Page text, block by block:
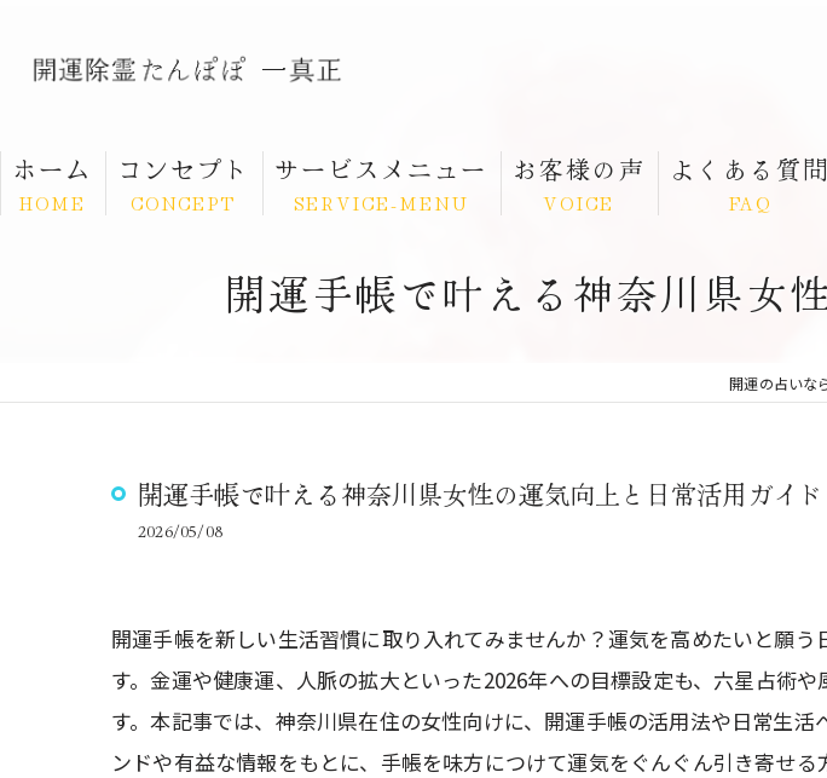
ホーム
HOME
コンセプト
CONCEPT
サービスメニュー
SERVICE-MENU
お客様の声
VOICE
よくある質問
FAQ
開運手帳で叶える神奈川県女
開運の占いな
開運手帳で叶える神奈川県女性の運気向上と日常活用ガイド
2026/05/08
開運手帳を新しい生活習慣に取り入れてみませんか？運気を高めたいと願
す。金運や健康運、人脈の拡大といった2026年への目標設定も、六星占術
す。本記事では、神奈川県在住の女性向けに、開運手帳の活用法や日常生
ンドや有益な情報をもとに、手帳を味方につけて運気をぐんぐん引き寄せる